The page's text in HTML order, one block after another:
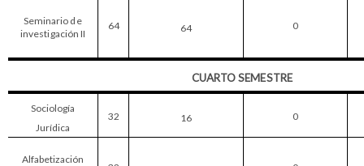
Seminario d e
investigaciónII
64 64 0
CUARTOSEMESTRE
Sociología
Jurídica
32 16 0
Alfabetización